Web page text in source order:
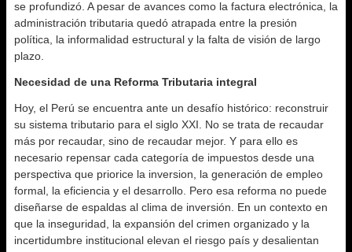
se profundizó. A pesar de avances como la factura electrónica, la
administración tributaria quedó atrapada entre la presión
política, la informalidad estructural y la falta de visión de largo
plazo.
Necesidad de una Reforma Tributaria integral
Hoy, el Perú se encuentra ante un desafío histórico: reconstruir
su sistema tributario para el siglo XXI. No se trata de recaudar
más por recaudar, sino de recaudar mejor. Y para ello es
necesario repensar cada categoría de impuestos desde una
perspectiva que priorice la inversion, la generación de empleo
formal, la eficiencia y el desarrollo. Pero esa reforma no puede
diseñarse de espaldas al clima de inversión. En un contexto en
que la inseguridad, la expansión del crimen organizado y la
incertidumbre institucional elevan el riesgo país y desalientan